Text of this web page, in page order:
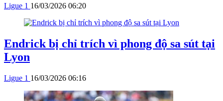
Ligue 1 16/03/2026 06:20
Endrick bị chỉ trích vì phong độ sa sút tại
Lyon
Ligue 1 16/03/2026 06:16